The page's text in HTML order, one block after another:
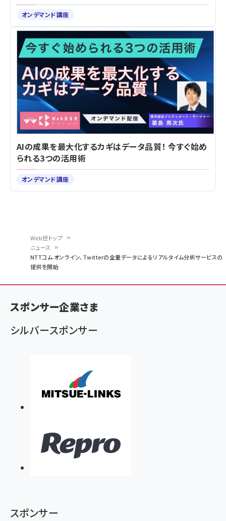
く
ず
Web担トップ
ニュース
NTTコム オンライン、Twitterの全量データによるリアルタイム分析サービスの
提供を開始
オンデマンド講座
AIの成果を最大化するカギはデータ品質！ 今すぐ始め
られる3つの活用術
オンデマンド講座
スポンサー企業さま
シルバースポンサー
スポンサー